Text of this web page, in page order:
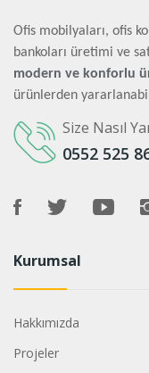
Ofis mobilyaları, ofis
bankoları üretimi ve
modern ve konforlu
ürünlerden
Size Nasıl
0552 525
Kurumsal
Hakkımızda
Projeler